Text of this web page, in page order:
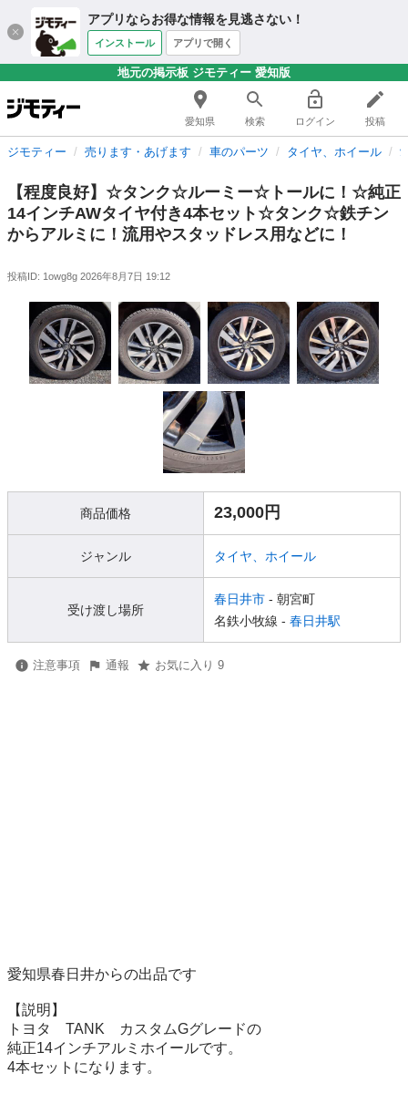
アプリならお得な情報を見逃さない！
インストール アプリで開く
地元の掲示板 ジモティー 愛知版
愛知県 検索 ログイン 投稿
ジモティー 売ります・あげます 車のパーツ タイヤ、ホイール
【程度良好】☆タンク☆ルーミー☆トールに！☆純正
14インチAWタイヤ付き4本セット☆タンク☆鉄チン
からアルミに！流用やスタッドレス用などに！
投稿ID: 1owg8g 2026年8月7日 19:12
商品価格 23,000円
ジャンル タイヤ、ホイール
受け渡し場所
春日井市 - 朝宮町
名鉄小牧線 - 春日井駅
注意事項 通報 お気に入り 9
愛知県春日井からの出品です
【説明】
トヨタ　TANK　カスタムGグレードの
純正14インチアルミホイールです。
4本セットになります。